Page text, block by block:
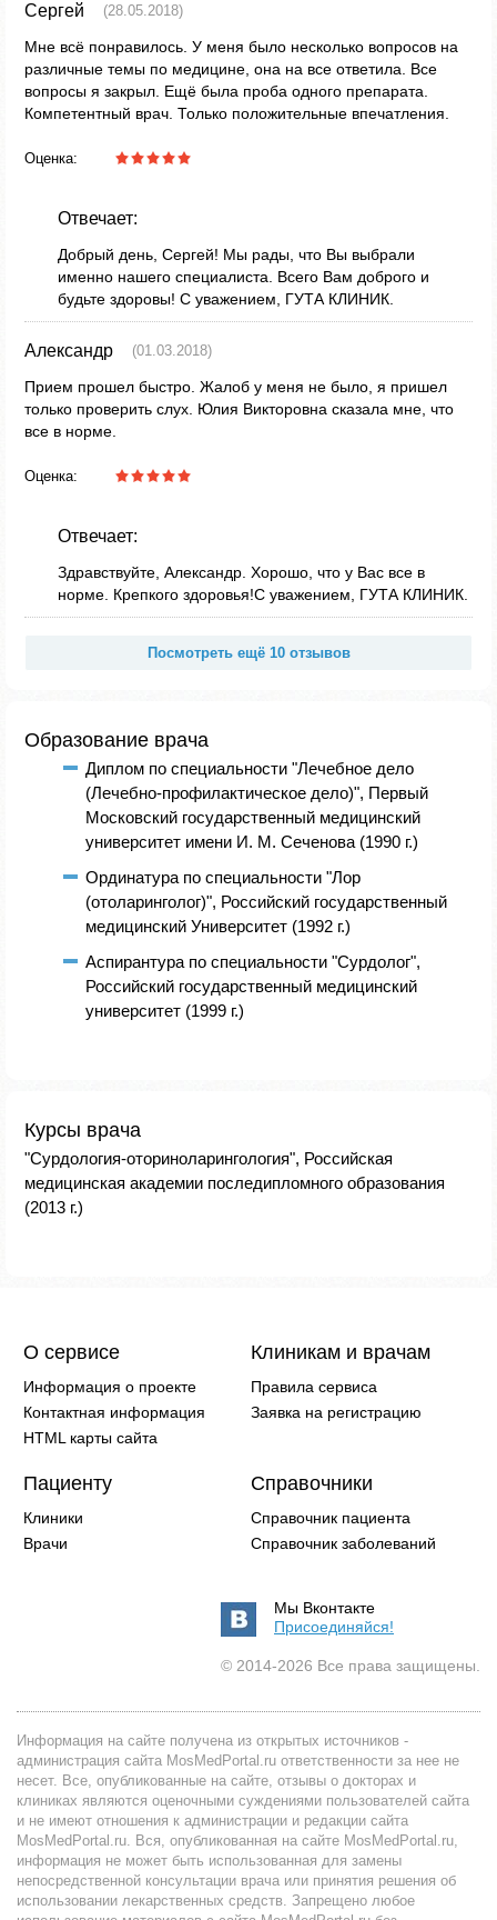
Сергей (28.05.2018)
Мне всё понравилось. У меня было несколько вопросов на
различные темы по медицине, она на все ответила. Все
вопросы я закрыл. Ещё была проба одного препарата.
Компетентный врач. Только положительные впечатления.
Оценка:
Отвечает:
Добрый день, Сергей! Мы рады, что Вы выбрали
именно нашего специалиста. Всего Вам доброго и
будьте здоровы! С уважением, ГУТА КЛИНИК.
Александр (01.03.2018)
Прием прошел быстро. Жалоб у меня не было, я пришел
только проверить слух. Юлия Викторовна сказала мне, что
все в норме.
Оценка:
Отвечает:
Здравствуйте, Александр. Хорошо, что у Вас все в
норме. Крепкого здоровья!С уважением, ГУТА КЛИНИК.
Посмотреть ещё 10 отзывов
Образование врача
Диплом по специальности "Лечебное дело
(Лечебно-профилактическое дело)", Первый
Московский государственный медицинский
университет имени И. М. Сеченова (1990 г.)
Ординатура по специальности "Лор
(отоларинголог)", Российский государственный
медицинский Университет (1992 г.)
Аспирантура по специальности "Сурдолог",
Российский государственный медицинский
университет (1999 г.)
Курсы врача
"Сурдология-оториноларингология", Российская
медицинская академии последипломного образования
(2013 г.)
О сервисе
Информация о проекте
Контактная информация
HTML карты сайта
Клиникам и врачам
Правила сервиса
Заявка на регистрацию
Пациенту
Клиники
Врачи
Справочники
Справочник пациента
Справочник заболеваний
Мы Вконтакте
Присоединяйся!
© 2014-2026 Все права защищены.
Информация на сайте получена из открытых источников -
администрация сайта MosMedPortal.ru ответственности за нее не
несет. Все, опубликованные на сайте, отзывы о докторах и
клиниках являются оценочными суждениями пользователей сайта
и не имеют отношения к администрации и редакции сайта
MosMedPortal.ru. Вся, опубликованная на сайте MosMedPortal.ru,
информация не может быть использованная для замены
непосредственной консультации врача или принятия решения об
использовании лекарственных средств. Запрещено любое